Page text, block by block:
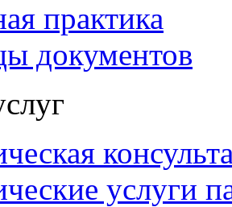
практика
документов
услуги